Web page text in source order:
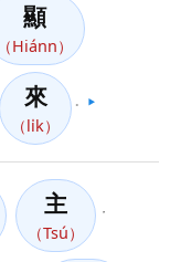
顯
（Hiánn）
來
（li̍k）
▶️
主
（Tsú）